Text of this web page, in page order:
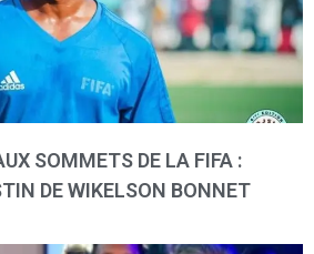
SOMMETS DE LA FIFA :
DE WIKELSON BONNET